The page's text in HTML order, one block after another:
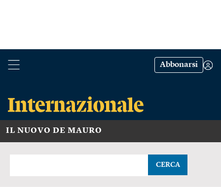
Abbonarsi
IL NUOVO DE MAURO
CERCA